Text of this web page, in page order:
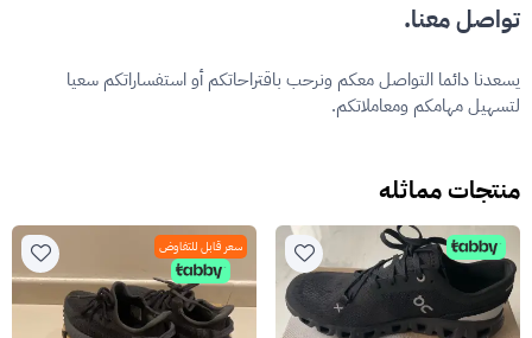
تواصل معنا.
يسعدنا دائما التواصل معكم ونرحب باقتراحاتكم أو استفساراتكم سعيا
لتسهيل مهامكم ومعاملاتكم.
منتجات مماثله
سعر قابل للتفاوض